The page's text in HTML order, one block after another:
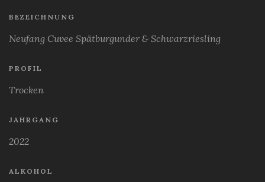
BEZEICHNUNG
Neufang Cuvee Spätburgunder & Schwarzriesling
PROFIL
Trocken
JAHRGANG
2022
ALKOHOL